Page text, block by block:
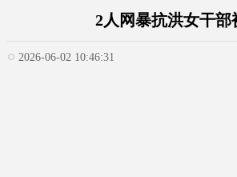
海口80吨高危化学品瞒报 韩国宣布
2人网暴抗洪女干部
2026-06-02 10:46:31